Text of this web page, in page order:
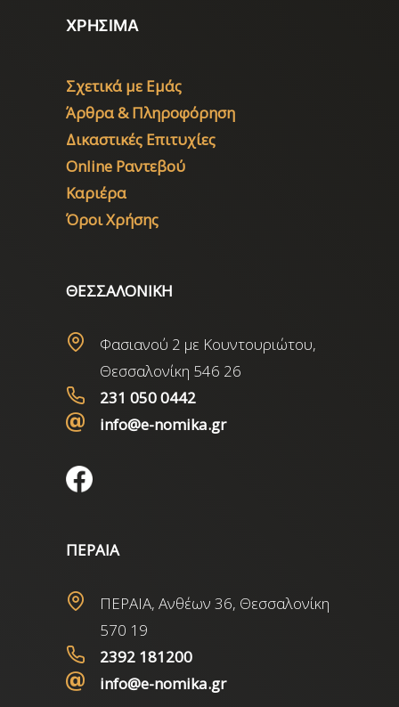
ΧΡΗΣΙΜΑ
Σχετικά με Εμάς
Άρθρα & Πληροφόρηση
Δικαστικές Επιτυχίες
Online Ραντεβού
Καριέρα
Όροι Χρήσης
ΘΕΣΣΑΛΟΝΙΚΗ
Φασιανού 2 με Κουντουριώτου,
Θεσσαλονίκη 546 26
231 050 0442
info@e-nomika.gr
ΠΕΡΑΙΑ
ΠΕΡΑΙΑ, Ανθέων 36, Θεσσαλονίκη
570 19
2392 181200
info@e-nomika.gr